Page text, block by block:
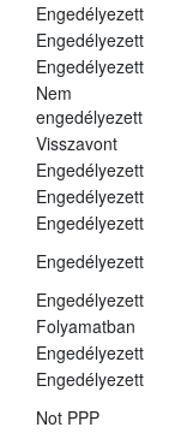
Engedélyezett
Engedélyezett
Engedélyezett
Nem
engedélyezett
Visszavont
Engedélyezett
Engedélyezett
Engedélyezett
Engedélyezett
Engedélyezett
Folyamatban
Engedélyezett
Engedélyezett
Not PPP